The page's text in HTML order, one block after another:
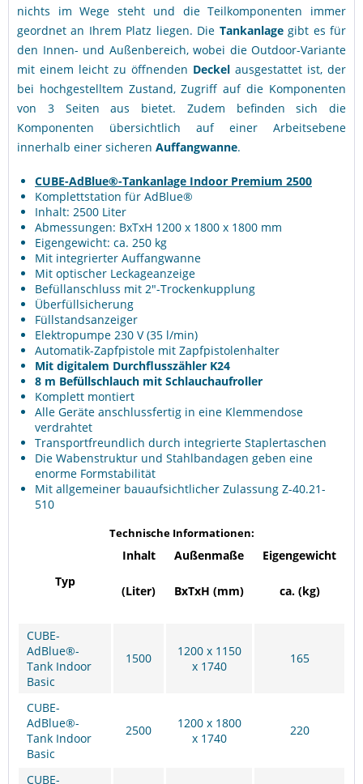
nichts im Wege steht und die Teilkomponenten immer
geordnet an Ihrem Platz liegen. Die Tankanlagegibt es für
den Innen- und Außenbereich, wobei die Outdoor-Variante
mit einem leicht zu öffnenden Deckel ausgestattet ist, der
bei hochgestelltem Zustand, Zugriff auf die Komponenten
von 3 Seiten aus bietet. Zudem befinden sich die
Komponenten übersichtlich auf einer Arbeitsebene
innerhalb einer sicheren Auffangwanne.
CUBE-AdBlue®-Tankanlage Indoor Premium 2500
Komplettstation für AdBlue®
Inhalt: 2500 Liter
Abmessungen: BxTxH 1200 x 1800 x 1800 mm
Eigengewicht: ca. 250 kg
Mit integrierter Auffangwanne
Mit optischer Leckageanzeige
Befüllanschluss mit 2"-Trockenkupplung
Überfüllsicherung
Füllstandsanzeiger
Elektropumpe 230 V (35 l/min)
Automatik-Zapfpistole mit Zapfpistolenhalter
Mit digitalem Durchflusszähler K24
8 m Befüllschlauch mit Schlauchaufroller
Komplett montiert
Alle Geräte anschlussfertig in eine Klemmendose
verdrahtet
Transportfreundlich durch integrierte Staplertaschen
Die Wabenstruktur und Stahlbandagen geben eine
enorme Formstabilität
Mit allgemeiner bauaufsichtlicher Zulassung Z-40.21-
510
Technische Informationen:
Typ
Inhalt
(Liter)
Außenmaße
BxTxH (mm)
Eigengewicht
ca. (kg)
CUBE-
AdBlue®-
Tank Indoor
Basic
1500
1200 x 1150
x 1740
165
CUBE-
AdBlue®-
Tank Indoor
Basic
2500
1200 x 1800
x 1740
220
CUBE-